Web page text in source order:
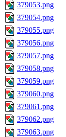
379053.png
379054.png
379055.png
379056.png
379057.png
379058.png
379059.png
379060.png
379061.png
379062.png
379063.png